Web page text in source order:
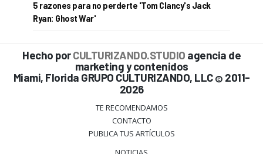
5 razones para no perderte 'Tom Clancy's Jack
Ryan: Ghost War'
Hecho porCULTURIZANDO.STUDIO agencia de
marketing y contenidos
Miami, Florida GRUPO CULTURIZANDO, LLC © 2011-
2026
TE RECOMENDAMOS
CONTACTO
PUBLICA TUS ARTÍCULOS